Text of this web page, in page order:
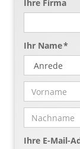
Ihre Firma
Ihr Name *
Ihre E-Mail-